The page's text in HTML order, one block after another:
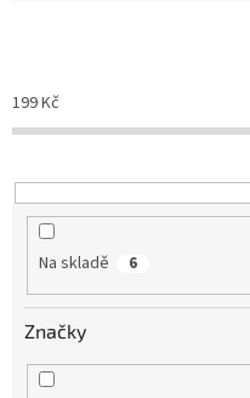
o
d
k
t
199Kč
Na skladě 6
Značky